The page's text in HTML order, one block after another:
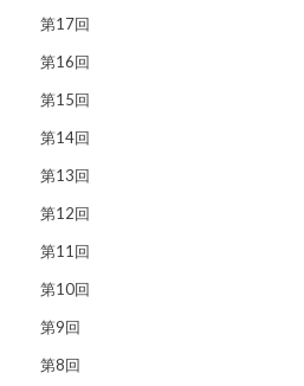
第17回
第16回
第15回
第14回
第13回
第12回
第11回
第10回
第9回
第8回